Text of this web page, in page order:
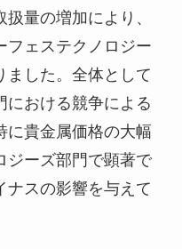
量の増加により、
フェステクノロジー
ました。全体として
における競争による
に貴金属価格の大幅
ジーズ部門で顕著で
ナスの影響を与えて